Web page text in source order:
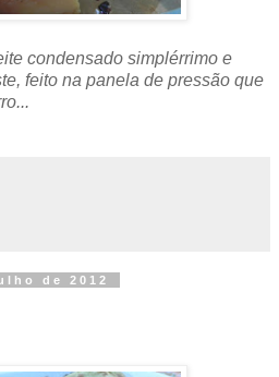
condensado simplérrimo e
feito na panela de pressão que
de 2012